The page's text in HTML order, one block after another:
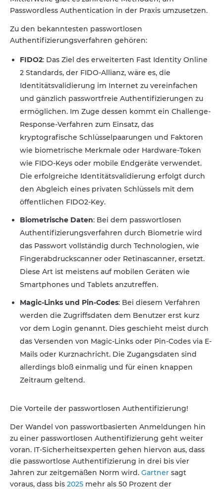
Passwordless Authentication in der Praxis umzusetzen.
Zu den bekanntesten passwortlosen
Authentifizierungsverfahren gehören:
FIDO2: Das Ziel des erweiterten Fast Identity Online
2 Standards, der FIDO-Allianz, wäre es, die
Identitätsvalidierung im Internet zu vereinfachen
und gänzlich passwortfreie Authentifizierungen zu
ermöglichen. Im Zuge dessen kommt ein Challenge-
Response-Verfahren zum Einsatz, das
kryptografische Schlüsselpaarungen und Faktoren
wie biometrische Merkmale oder Hardware-Token
wie FIDO-Keys oder mobile Endgeräte verwendet.
Die erfolgreiche Identitätsvalidierung erfolgt durch
den Abgleich eines privaten Schlüssels mit dem
öffentlichen FIDO2-Key.
Biometrische Daten: Bei dem passwortlosen
Authentifizierungsverfahren durch Biometrie wird
das Passwort vollständig durch Technologien, wie
Fingerabdruckscanner oder Retinascanner, ersetzt.
Diese Art ist meistens auf mobilen Geräten wie
Smartphones und Tablets anzutreffen.
Magic-Links und Pin-Codes: Bei diesem Verfahren
werden die Zugriffsdaten dem Benutzer erst kurz
vor dem Login genannt. Dies geschieht meist durch
das Versenden von Magic-Links oder Pin-Codes via E-
Mails oder Kurznachricht. Die Zugangsdaten sind
allerdings bloß einmalig und für einen knappen
Zeitraum geltend.
Die Vorteile der passwortlosen Authentifizierung!
Der Wandel von passwortbasierten Anmeldungen hin
zu einer passwortlosen Authentifizierung geht weiter
voran. IT-Sicherheitsexperten gehen hiervon aus, dass
die passwortlose Authentifizierung in drei bis vier
Jahren zur zeitgemäßen Norm wird. Gartner sagt
voraus, dass bis 2025 mehr als 50 Prozent der